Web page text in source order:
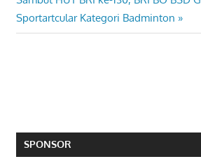
Post:
Sportartcular Kategori Badminton
SPONSOR